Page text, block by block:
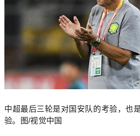
中超最后三轮是对国安队的考验，也
验。图/视觉中国